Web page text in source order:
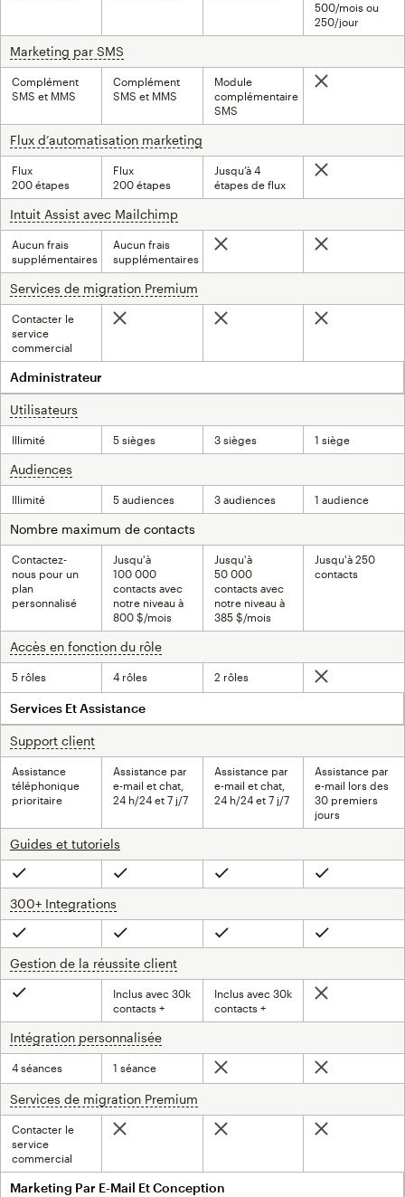
500/mois ou
250/jour
Marketing par SMS
Complément
SMS et MMS
Complément
SMS et MMS
Module
complémentaire
SMS
Non inclus
Flux d’automatisation marketing
Flux
200 étapes
Flux
200 étapes
Jusqu’à 4
étapes de flux
Non inclus
Intuit Assist avec Mailchimp
Aucun frais
supplémentaires
Aucun frais
supplémentaires
Non inclus Non inclus
Services de migration Premium
Contacter le
service
commercial
Non inclus Non inclus Non inclus
Administrateur
Utilisateurs
Illimité 5 sièges 3 sièges 1 siège
Audiences
Illimité 5 audiences 3 audiences 1 audience
Nombre maximum de contacts
Contactez-
nous pour un
plan
personnalisé
Jusqu'à
100 000
contacts avec
notre niveau à
800 $/mois
Jusqu'à
50 000
contacts avec
notre niveau à
385 $/mois
Jusqu'à 250
contacts
Accès en fonction du rôle
5 rôles 4 rôles 2 rôles Non inclus
Services Et Assistance
Support client
Assistance
téléphonique
prioritaire
Assistance par
e-mail et chat,
24 h/24 et 7 j/7
Assistance par
e-mail et chat,
24 h/24 et 7 j/7
Assistance par
e-mail lors des
30 premiers
jours
Guides et tutoriels
Inclus Inclus Inclus Inclus
300+ Integrations
Inclus Inclus Inclus Inclus
Gestion de la réussite client
Inclus
Inclus avec 30k
contacts +
Inclus avec 30k
contacts +
Non inclus
Intégration personnalisée
4 séances 1 séance Non inclus Non inclus
Services de migration Premium
Contacter le
service
commercial
Non inclus Non inclus Non inclus
Marketing Par E-Mail Et Conception